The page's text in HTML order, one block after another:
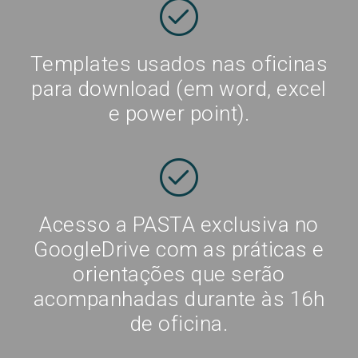
Templates usados nas oficinas
para download (em word, excel
e power point).
Acesso a PASTA exclusiva no
GoogleDrive com as práticas e
orientações que serão
acompanhadas durante às 16h
de oficina.